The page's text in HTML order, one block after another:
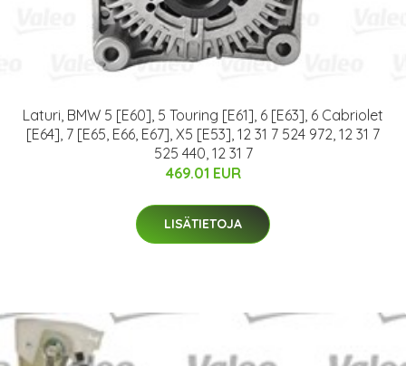
Laturi, BMW 5 [E60], 5 Touring [E61], 6 [E63], 6 Cabriolet
[E64], 7 [E65, E66, E67], X5 [E53], 12 31 7 524 972, 12 31 7
525 440, 12 31 7
469.01 EUR
LISÄTIETOJA